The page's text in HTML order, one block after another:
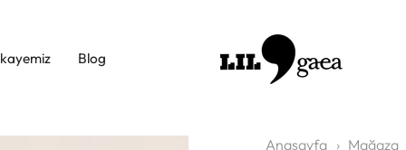
Blog
Anasayfa › Mağaza